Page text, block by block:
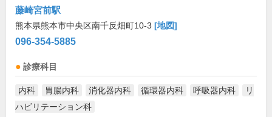
藤崎宮前駅
熊本県熊本市中央区南千反畑町10-3 [地図]
096-354-5885
診療科目
内科 胃腸内科 消化器内科 循環器内科 呼吸器内科
リ
ハビリテーション科